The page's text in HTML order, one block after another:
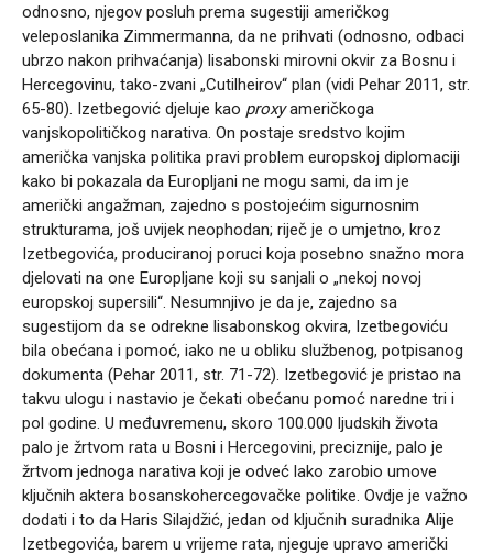
odnosno, njegov posluh prema sugestiji američkog
veleposlanika Zimmermanna, da ne prihvati (odnosno, odbaci
ubrzo nakon prihvaćanja) lisabonski mirovni okvir za Bosnu i
Hercegovinu, tako-zvani „Cutilheirov“ plan (vidi Pehar 2011, str.
65-80). Izetbegović djeluje kao proxyameričkoga
vanjskopolitičkog narativa. On postaje sredstvo kojim
američka vanjska politika pravi problem europskoj diplomaciji
kako bi pokazala da Europljani ne mogu sami, da im je
američki angažman, zajedno s postojećim sigurnosnim
strukturama, još uvijek neophodan; riječ je o umjetno, kroz
Izetbegovića, produciranoj poruci koja posebno snažno mora
djelovati na one Europljane koji su sanjali o „nekoj novoj
europskoj supersili“. Nesumnjivo je da je, zajedno sa
sugestijom da se odrekne lisabonskog okvira, Izetbegoviću
bila obećana i pomoć, iako ne u obliku službenog, potpisanog
dokumenta (Pehar 2011, str. 71-72). Izetbegović je pristao na
takvu ulogu i nastavio je čekati obećanu pomoć naredne tri i
pol godine. U međuvremenu, skoro 100.000 ljudskih života
palo je žrtvom rata u Bosni i Hercegovini, preciznije, palo je
žrtvom jednoga narativa koji je odveć lako zarobio umove
ključnih aktera bosanskohercegovačke politike. Ovdje je važno
dodati i to da Haris Silajdžić, jedan od ključnih suradnika Alije
Izetbegovića, barem u vrijeme rata, njeguje upravo američki